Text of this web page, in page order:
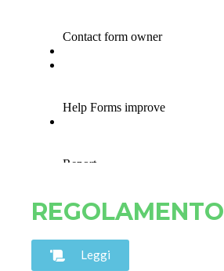
REGOLAMENTO
Leggi